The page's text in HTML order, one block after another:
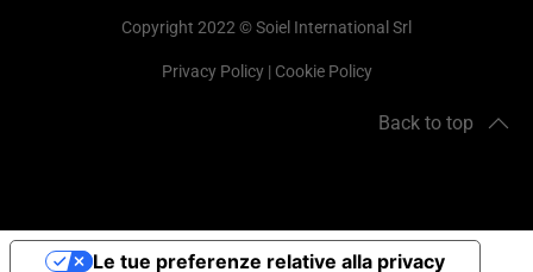
Copyright 2022 © Soiel International Srl
Privacy Policy| Cookie Policy
Back to top
Le tue preferenze relative alla privacy